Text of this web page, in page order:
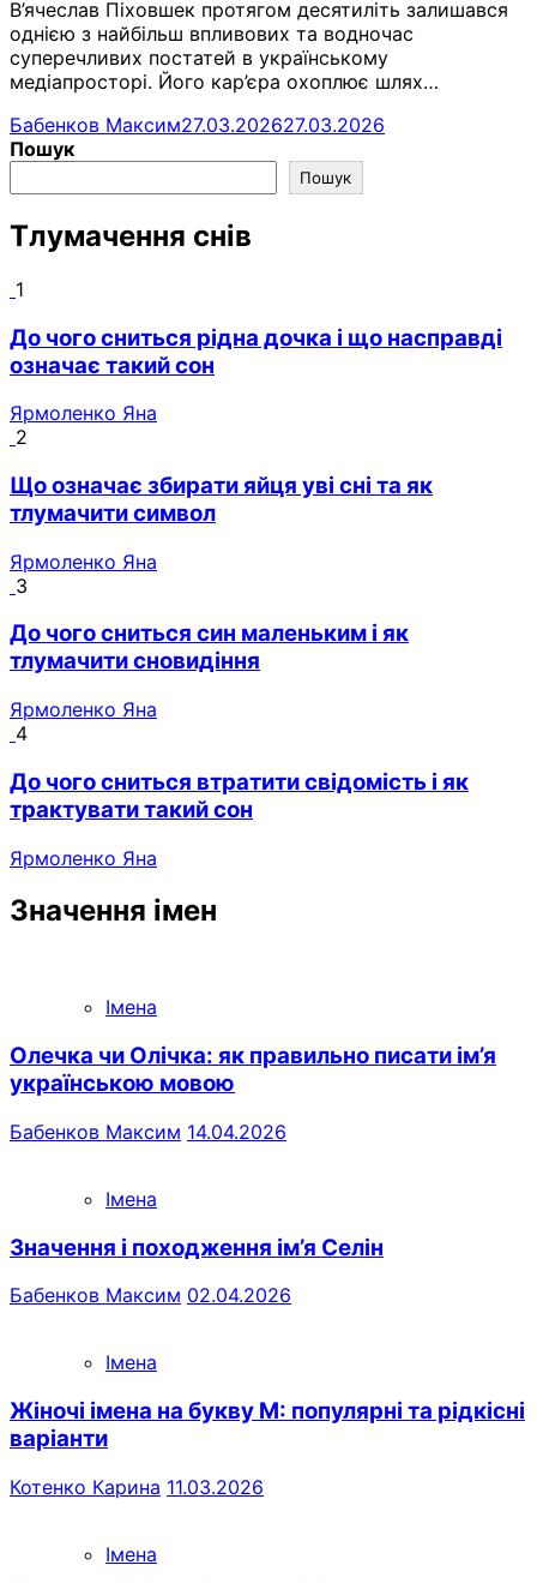
В’ячеслав Піховшек протягом десятиліть залишався
однією з найбільш впливових та водночас
суперечливих постатей в українському
медіапросторі. Його кар’єра охоплює шлях…
Бабенков Максим27.03.202627.03.2026
Пошук
Пошук
Тлумачення снів
1
До чого сниться рідна дочка і що насправді
означає такий сон
Ярмоленко Яна
2
Що означає збирати яйця уві сні та як
тлумачити символ
Ярмоленко Яна
3
До чого сниться син маленьким і як
тлумачити сновидіння
Ярмоленко Яна
4
До чого сниться втратити свідомість і як
трактувати такий сон
Ярмоленко Яна
Значення імен
Імена
Олечка чи Олічка: як правильно писати ім’я
українською мовою
Бабенков Максим 14.04.2026
Імена
Значення і походження ім’я Селін
Бабенков Максим 02.04.2026
Імена
Жіночі імена на букву М: популярні та рідкісні
варіанти
Котенко Карина 11.03.2026
Імена